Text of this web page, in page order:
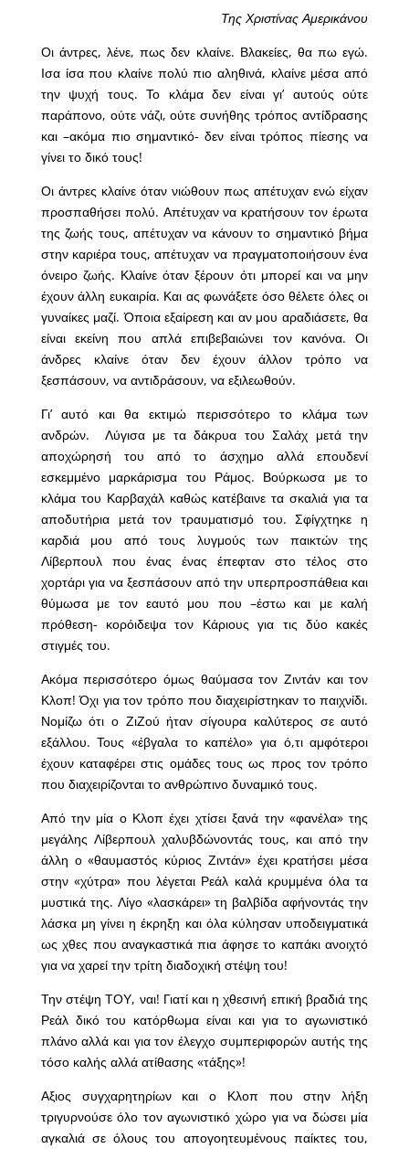
Της Χριστίνας Αμερικάνου
Οι άντρες, λένε, πως δεν κλαίνε. Βλακείες, θα πω εγώ.
Ισα ίσα που κλαίνε πολύ πιο αληθινά, κλαίνε μέσα από
την ψυχή τους. Το κλάμα δεν είναι γι’ αυτούς ούτε
παράπονο, ούτε νάζι, ούτε συνήθης τρόπος αντίδρασης
και –ακόμα πιο σημαντικό- δεν είναι τρόπος πίεσης να
γίνει το δικό τους!
Οι άντρες κλαίνε όταν νιώθουν πως απέτυχαν ενώ είχαν
προσπαθήσει πολύ. Απέτυχαν να κρατήσουν τον έρωτα
της ζωής τους, απέτυχαν να κάνουν το σημαντικό βήμα
στην καριέρα τους, απέτυχαν να πραγματοποιήσουν ένα
όνειρο ζωής. Κλαίνε όταν ξέρουν ότι μπορεί και να μην
έχουν άλλη ευκαιρία. Και ας φωνάξετε όσο θέλετε όλες οι
γυναίκες μαζί. Όποια εξαίρεση και αν μου αραδιάσετε, θα
είναι εκείνη που απλά επιβεβαιώνει τον κανόνα. Οι
άνδρες κλαίνε όταν δεν έχουν άλλον τρόπο να
ξεσπάσουν, να αντιδράσουν, να εξιλεωθούν.
Γι’ αυτό και θα εκτιμώ περισσότερο το κλάμα των
ανδρών. Λύγισα με τα δάκρυα του Σαλάχ μετά την
αποχώρησή του από το άσχημο αλλά επουδενί
εσκεμμένο μαρκάρισμα του Ράμος. Βούρκωσα με το
κλάμα του Καρβαχάλ καθώς κατέβαινε τα σκαλιά για τα
αποδυτήρια μετά τον τραυματισμό του. Σφίγχτηκε η
καρδιά μου από τους λυγμούς των παικτών της
Λίβερπουλ που ένας ένας έπεφταν στο τέλος στο
χορτάρι για να ξεσπάσουν από την υπερπροσπάθεια και
θύμωσα με τον εαυτό μου που –έστω και με καλή
πρόθεση- κορόιδεψα τον Κάριους για τις δύο κακές
στιγμές του.
Ακόμα περισσότερο όμως θαύμασα τον Ζιντάν και τον
Κλοπ! Όχι για τον τρόπο που διαχειρίστηκαν το παιχνίδι.
Νομίζω ότι ο ΖιΖού ήταν σίγουρα καλύτερος σε αυτό
εξάλλου. Τους «έβγαλα το καπέλο» για ό,τι αμφότεροι
έχουν καταφέρει στις ομάδες τους ως προς τον τρόπο
που διαχειρίζονται το ανθρώπινο δυναμικό τους.
Από την μία ο Κλοπ έχει χτίσει ξανά την «φανέλα» της
μεγάλης Λίβερπουλ χαλυβδώνοντάς τους, και από την
άλλη ο «θαυμαστός κύριος Ζιντάν» έχει κρατήσει μέσα
στην «χύτρα» που λέγεται Ρεάλ καλά κρυμμένα όλα τα
μυστικά της. Λίγο «λασκάρει» τη βαλβίδα αφήνοντάς την
λάσκα μη γίνει η έκρηξη και όλα κύλησαν υποδειγματικά
ως χθες που αναγκαστικά πια άφησε το καπάκι ανοιχτό
για να χαρεί την τρίτη διαδοχική στέψη του!
Την στέψη ΤΟΥ, ναι! Γιατί και η χθεσινή επική βραδιά της
Ρεάλ δικό του κατόρθωμα είναι και για το αγωνιστικό
πλάνο αλλά και για τον έλεγχο συμπεριφορών αυτής της
τόσο καλής αλλά ατίθασης «τάξης»!
Αξιος συγχαρητηρίων και ο Κλοπ που στην λήξη
τριγυρνούσε όλο τον αγωνιστικό χώρο για να δώσει μία
αγκαλιά σε όλους του απογοητευμένους παίκτες του,